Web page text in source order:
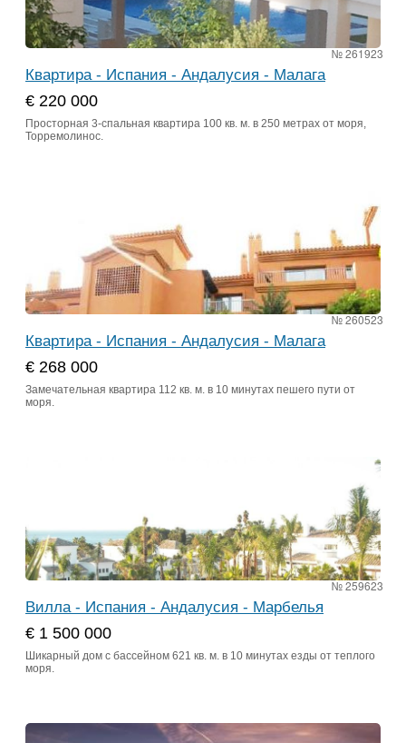
№ 261923
Квартира - Испания - Андалусия - Малага
€ 220 000
Просторная 3-спальная квартира 100 кв. м. в 250 метрах от моря,
Торремолинос.
№ 260523
Квартира - Испания - Андалусия - Малага
€ 268 000
Замечательная квартира 112 кв. м. в 10 минутах пешего пути от
моря.
№ 259623
Вилла - Испания - Андалусия - Марбелья
€ 1 500 000
Шикарный дом с бассейном 621 кв. м. в 10 минутах езды от теплого
моря.